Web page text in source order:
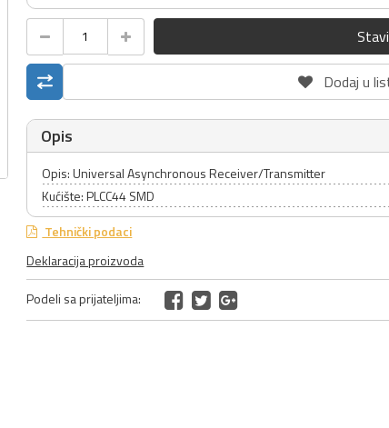
Dodaj u
Opis
Opis: Universal Asynchronous Receiver/Transmitter
Kućište: PLCC44 SMD
Tehnički podaci
Deklaracija proizvoda
Podeli sa prijateljima: